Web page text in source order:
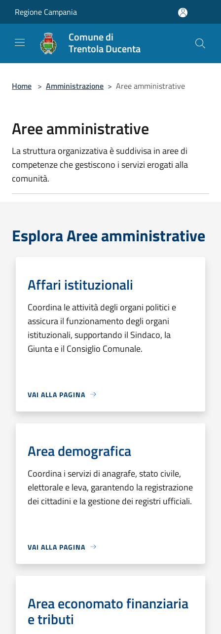
Regione Campania
Comune di
Trentola Ducenta
Home > Amministrazione > Aree amministrative
Aree amministrative
La struttura organizzativa è suddivisa in aree di
competenze che gestiscono i servizi erogati alla
comunità.
Esplora Aree amministrative
Affari istituzionali
Coordina le attività degli organi politici e
assicura il funzionamento degli organi
istituzionali, supportando il Sindaco, la
Giunta e il Consiglio Comunale.
VAI ALLA PAGINA
Area demografica
Coordina i servizi di anagrafe, stato civile,
elettorale e leva, garantendo la registrazione
dei cittadini e la gestione dei registri ufficiali.
VAI ALLA PAGINA
Area economato finanziaria
e tributi